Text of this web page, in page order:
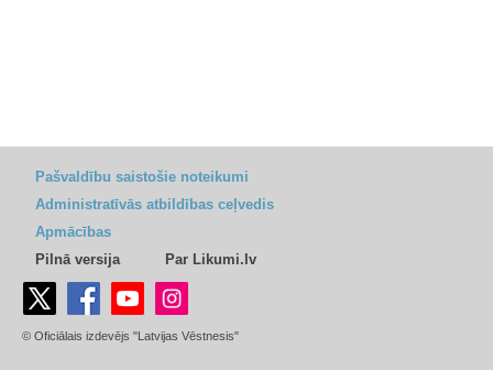
Pašvaldību saistošie noteikumi
Administratīvās atbildības ceļvedis
Apmācības
Pilnā versija
Par Likumi.lv
© Oficiālais izdevējs "Latvijas Vēstnesis"